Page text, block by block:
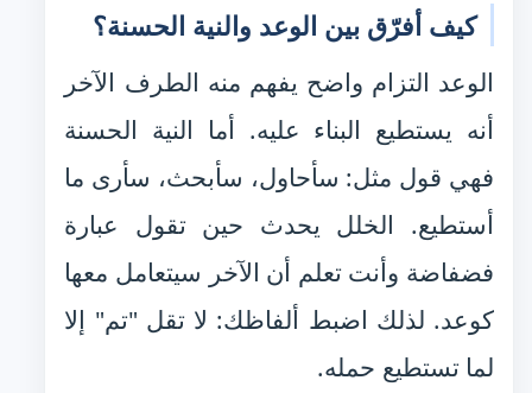
كيف أفرّق بين الوعد والنية الحسنة؟
الوعد التزام واضح يفهم منه الطرف الآخر
أنه يستطيع البناء عليه. أما النية الحسنة
فهي قول مثل: سأحاول، سأبحث، سأرى ما
أستطيع. الخلل يحدث حين تقول عبارة
فضفاضة وأنت تعلم أن الآخر سيتعامل معها
كوعد. لذلك اضبط ألفاظك: لا تقل "تم" إلا
لما تستطيع حمله.